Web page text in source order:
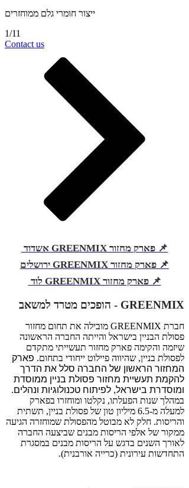
ייצור חומרי גלם ממוחזרים
1/11
Contact us
📌 פארק מחזור GREENMIX אשדוד
📌 פארק מחזור GREENMIX ירושלים
📌 פארק מחזור GREENMIX לוד
GREENMIX - הופכים מטרד למשאב
חברת GREENMIX מובילה את תחום מחזור
פסולת הבניין בישראל והייתה החברה הראשונה
שיזמה והקימה פארק מחזור תעשייתי מתקדם
לפסולת בניין, שהיווה פיילוט ייחודי בתחום. פארק
המחזור הראשון של החברה סלל את הדרך
להקמת תעשיית מחזור פסולת בניין ממוסדת
ומוסדרת בישראל, לפיתוח טכנולוגיות ונהלים.
במהלך שנות הפעלתו, נקלטו ומוחזרו בפארק
למעלה מ-6.5 מיליון טון של פסולת בניין, תשתית
והריסות. חלק לא מבוטל מהפסולת שמוחזרה הגיעה
ממקור של אלפי הריסות מבנים שביצעה החברה
לאורך השנים בדגש על הריסות מבנים במסגרת
התחדשות עירונית (כרייה אורבנית).